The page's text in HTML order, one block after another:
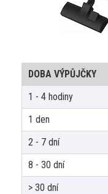
DOBA VÝPŮJČKY
1 - 4 hodiny
1 den
2 - 7 dní
8 - 30 dní
> 30 dní